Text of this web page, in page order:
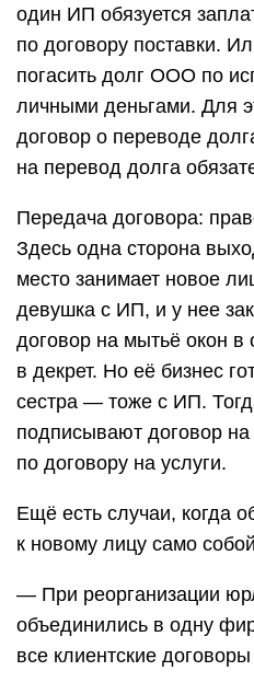
один ИП обязуется
по договору поставки.
погасить долг ООО по
личными деньгами. Для
договор о переводе
на перевод долга
Передача договора:
Здесь одна сторона
место занимает новое
девушка с ИП, и у нее
договор на мытьё окон
в декрет. Но её бизнес
сестра — тоже с ИП.
подписывают договор
по договору на услуги.
Ещё есть случаи, когда
к новому лицу само
— При реорганизации
объединились в одну
все клиентские